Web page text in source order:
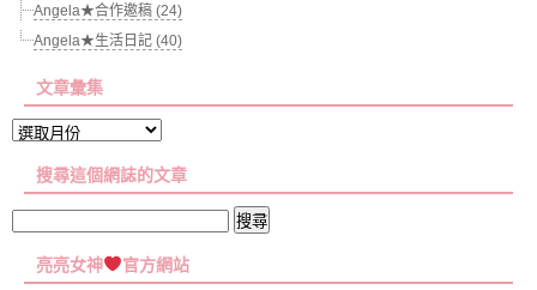
Angela★合作邀稿 (24)
Angela★生活日記 (40)
文章彙集
文
彙
搜尋這個網誌的文章
關
亮亮女神 官方網站